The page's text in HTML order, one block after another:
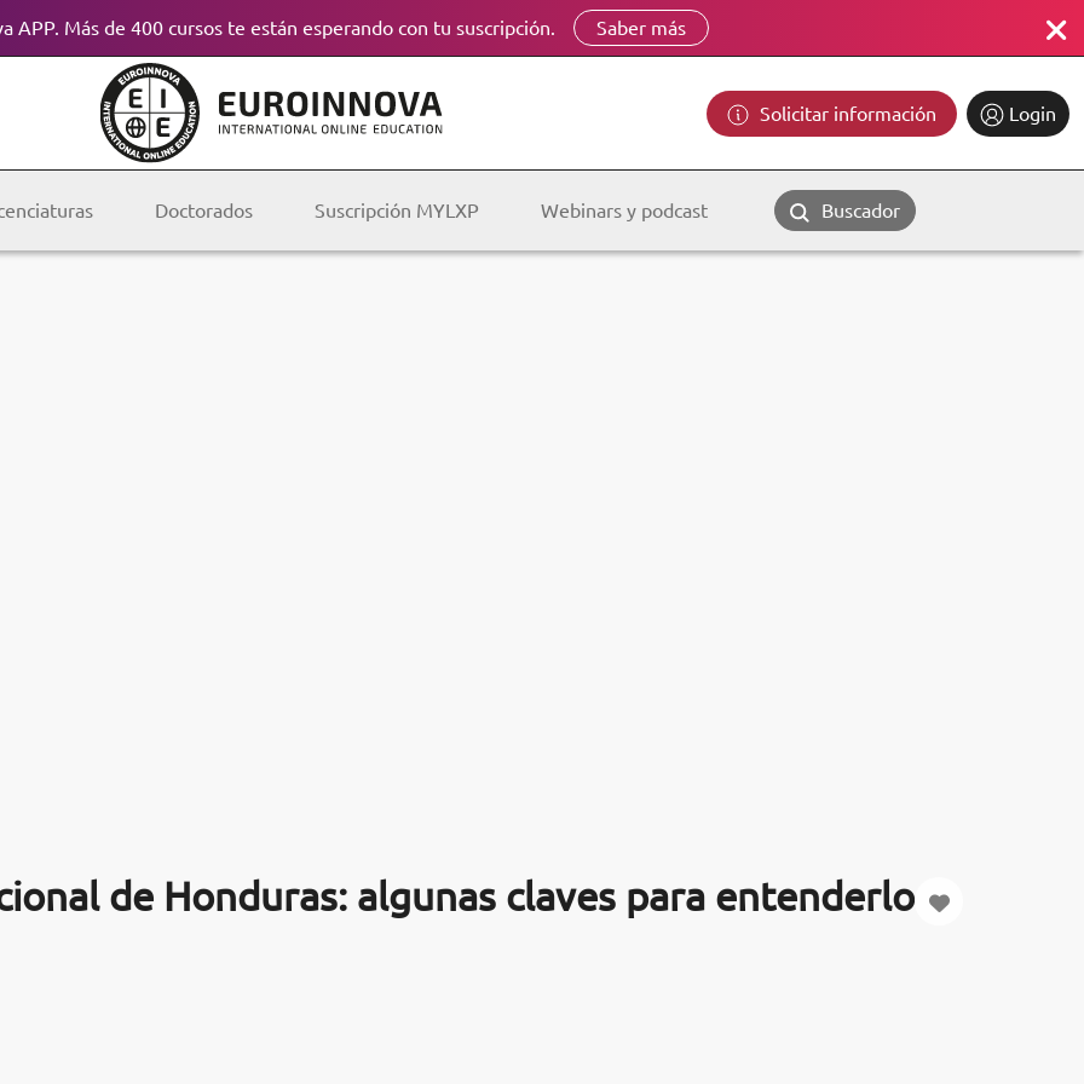
APP. Más de 400 cursos te están esperando con tu suscripción. Saber más
Solicitar información Login
Doctorados Suscripción MYLXP Webinars y podcast Buscador
de Honduras: algunas claves para entenderlo